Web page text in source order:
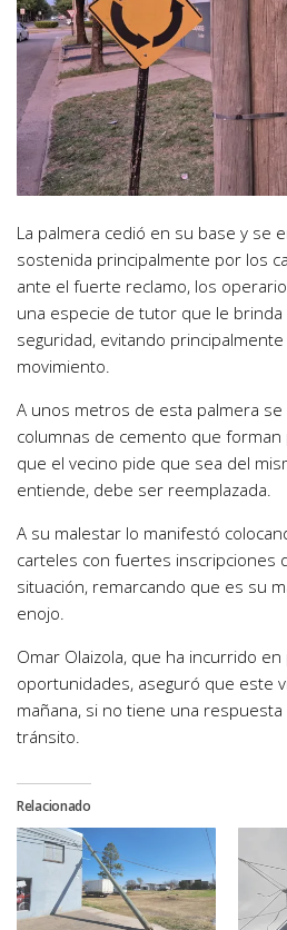
La palmera cedió en su base y se
sostenida principalmente por los
ante el fuerte reclamo, los
una especie de tutor que le
seguridad, evitando
movimiento.
A unos metros de esta palmera
columnas de cemento que forman
que el vecino pide que sea del
entiende, debe ser reemplazada.
A su malestar lo manifestó
carteles con fuertes inscripciones
situación, remarcando que es su
enojo.
Omar Olaizola, que ha incurrido en
oportunidades, aseguró que este
mañana, si no tiene una
tránsito.
Relacionado